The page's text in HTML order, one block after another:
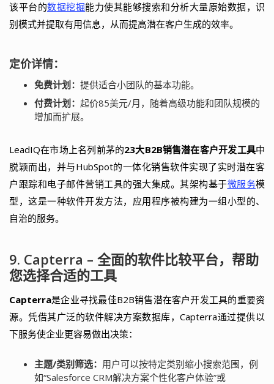
该平台的数据挖掘能力使其能够搜索和分析大量原始数据，识
别模式并提取有用信息，从而提高潜在客户生成的效率。
定价详情：
免费计划： 提供适合小团队的基本功能。
付费计划： 起价85美元/月，随着高级功能和团队规模的
增加而扩展。
LeadIQ在市场上名列前茅的23大B2B销售潜在客户开发工具中
脱颖而出，并与HubSpot的一体化销售软件实现了实时潜在客
户跟踪和电子邮件营销工具的强大集成。其架构基于微服务模
型，这是一种软件开发方法，应用程序被构建为一组小型的、
自治的服务。
9. Capterra – 全面的软件比较平台，帮助
您选择合适的工具
Capterra是企业寻找最佳B2B销售潜在客户开发工具的重要资
源。凭借其广泛的软件解决方案数据库，Capterra通过提供以
下服务使企业更容易做出决策：
主题/类别筛选： 用户可以按特定类别缩小搜索范围，例
如“Salesforce CRM解决方案个性化客户体验”或